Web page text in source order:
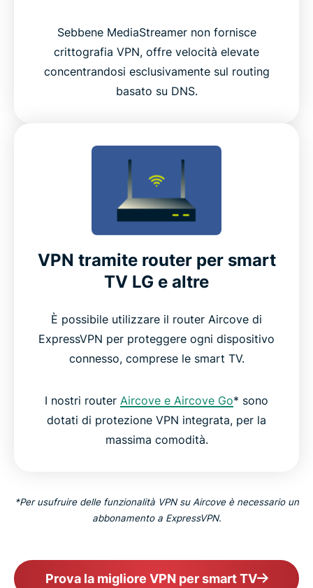
Sebbene MediaStreamer non fornisce
crittografia VPN, offre velocità elevate
concentrandosi esclusivamente sul routing
basato su DNS.
VPN tramite router per smart
TV LG e altre
È possibile utilizzare il router Aircove di
ExpressVPN per proteggere ogni dispositivo
connesso, comprese le smart TV.
I nostri router Aircove e Aircove Go* sono
dotati di protezione VPN integrata, per la
massima comodità.
*Per usufruire delle funzionalità VPN su Aircove è necessario un
abbonamento a ExpressVPN.
Prova la migliore VPN per smart TV